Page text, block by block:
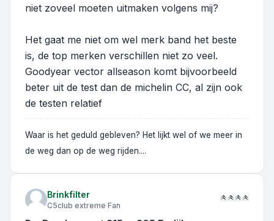
niet zoveel moeten uitmaken volgens mij?
Het gaat me niet om wel merk band het beste
is, de top merken verschillen niet zo veel.
Goodyear vector allseason komt bijvoorbeeld
beter uit de test dan de michelin CC, al zijn ook
de testen relatief
Waar is het geduld gebleven? Het lijkt wel of we meer in
de weg dan op de weg rijden....
Brinkfilter
C5club extreme Fan